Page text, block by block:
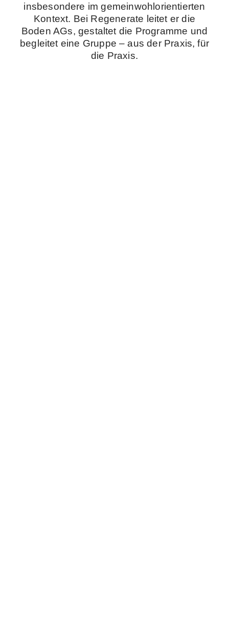
insbesondere im gemeinwohlorientierten
Kontext. Bei Regenerate leitet er die
Boden AGs, gestaltet die Programme und
begleitet eine Gruppe – aus der Praxis, für
die Praxis.